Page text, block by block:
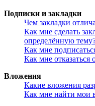
Подписки и закладки
Чем закладки
Как мне сделать
определённую
Как мне
Как мне отказаться
Вложения
Какие вложения
Как мне найти мои